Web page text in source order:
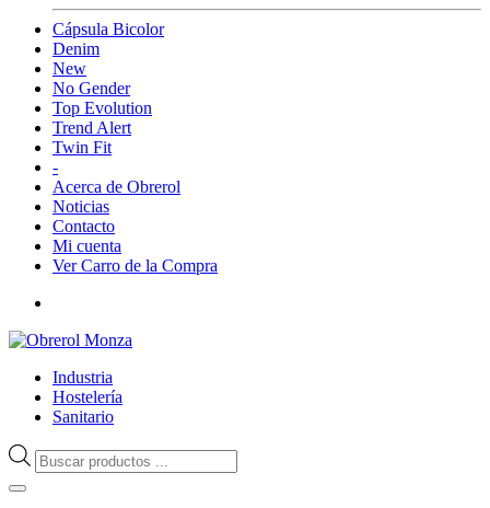
Cápsula Bicolor
Denim
New
No Gender
Top Evolution
Trend Alert
Twin Fit
-
Acerca de Obrerol
Noticias
Contacto
Mi cuenta
Ver Carro de la Compra
Industria
Hostelería
Sanitario
Búsqueda
de